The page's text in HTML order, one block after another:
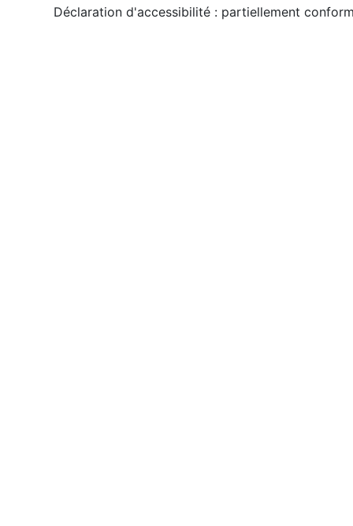
Déclaration d'accessibilité : partiellement